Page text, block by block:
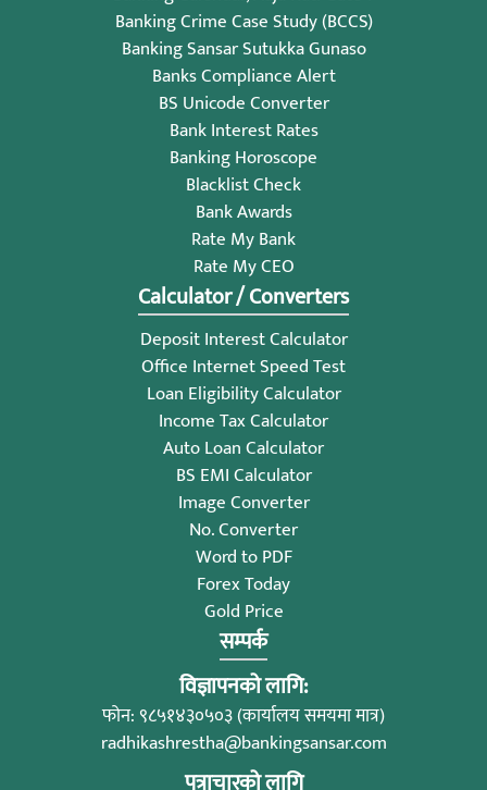
Banking Crime Case Study (BCCS)
Banking Sansar Sutukka Gunaso
Banks Compliance Alert
BS Unicode Converter
Bank Interest Rates
Banking Horoscope
Blacklist Check
Bank Awards
Rate My Bank
Rate My CEO
Calculator / Converters
Deposit Interest Calculator
Office Internet Speed Test
Loan Eligibility Calculator
Income Tax Calculator
Auto Loan Calculator
BS EMI Calculator
Image Converter
No. Converter
Word to PDF
Forex Today
Gold Price
सम्पर्क
विज्ञापनको लागि:
फोन: ९८५१४३०५०३ (कार्यालय समयमा मात्र)
radhikashrestha@bankingsansar.com